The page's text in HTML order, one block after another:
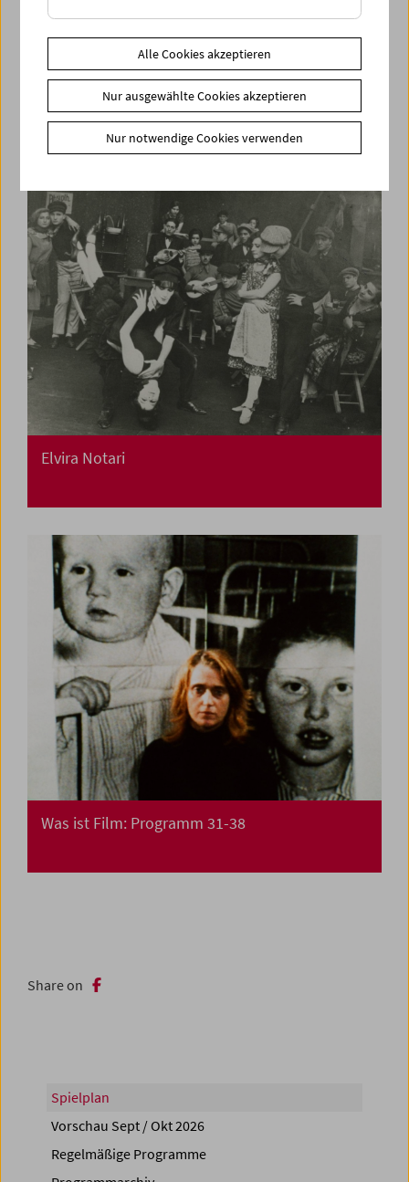
Partly Truth Partly Fiction
40 Jahre Medienwerkstatt
Elvira Notari
Was ist Film: Programm 31-38
Share on
Spielplan
Vorschau Sept / Okt 2026
Regelmäßige Programme
Alle Cookies akzeptieren
Nur ausgewählte Cookies akzeptieren
Nur notwendige Cookies verwenden